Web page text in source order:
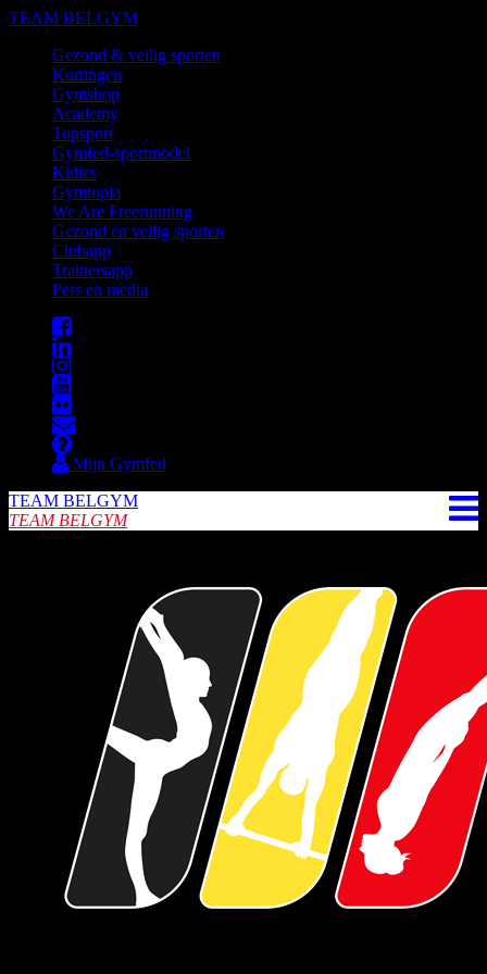
TEAM BELGYM
Gezond & veilig sporten
Kortingen
Gymshop
Academy
Topsport
Gymfed-sportmodel
Kidies
Gymtopia
We Are Freerunning
Gezond en veilig sporten
Clubapp
Trainersapp
Pers en media
Mijn Gymfed
TEAM BELGYM
TEAM BELGYM